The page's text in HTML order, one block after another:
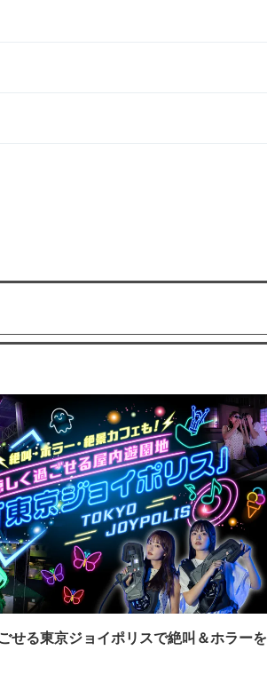
せる東京ジョイポリスで絶叫＆ホラーを